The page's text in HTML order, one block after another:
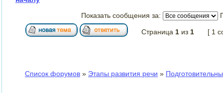
Показать сообщения за:
Страница 1 из 1 [ 1
Список форумов » Этапы развития речи »